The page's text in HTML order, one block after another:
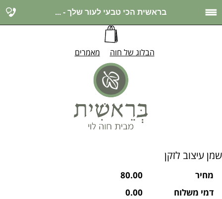
בראשית הכי טבעי לעור שלך - ...
הבלוג של חוה מאמרים
שמן עיצוב לזקן
מחיר
80.00
דמי משלוח
0.00